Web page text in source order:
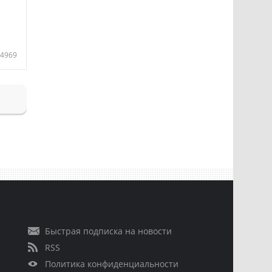
4969
Быстрая подписка на новости
RSS
Политика конфиденциальности